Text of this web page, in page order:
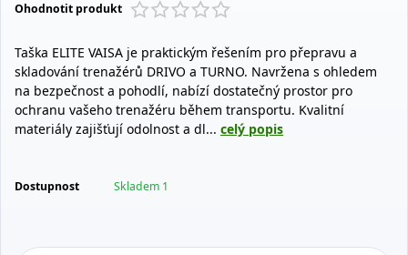
Ohodnotit produkt
Taška ELITE VAISA je praktickým řešením pro přepravu a
skladování trenažérů DRIVO a TURNO. Navržena s ohledem
na bezpečnost a pohodlí, nabízí dostatečný prostor pro
ochranu vašeho trenažéru během transportu. Kvalitní
materiály zajišťují odolnost a dl... celý popis
Dostupnost Skladem 1